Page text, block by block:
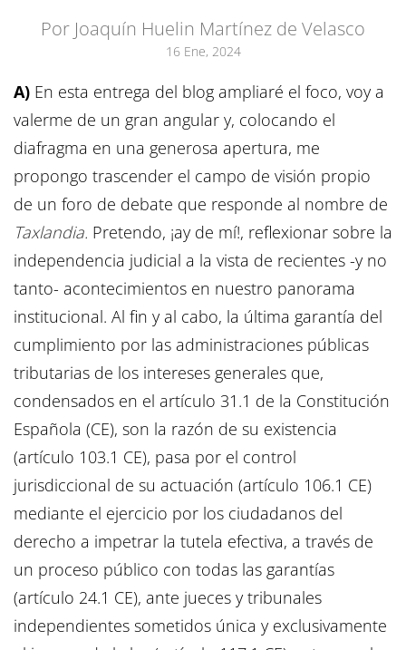
Por Joaquín Huelin Martínez de Velasco
16 Ene, 2024
A) En esta entrega del blog ampliaré el foco, voy a
valerme de un gran angular y, colocando el
diafragma en una generosa apertura, me
propongo trascender el campo de visión propio
de un foro de debate que responde al nombre de
Taxlandia. Pretendo, ¡ay de mí!, reflexionar sobre la
independencia judicial a la vista de recientes -y no
tanto- acontecimientos en nuestro panorama
institucional. Al fin y al cabo, la última garantía del
cumplimiento por las administraciones públicas
tributarias de los intereses generales que,
condensados en el artículo 31.1 de la Constitución
Española (CE), son la razón de su existencia
(artículo 103.1 CE), pasa por el control
jurisdiccional de su actuación (artículo 106.1 CE)
mediante el ejercicio por los ciudadanos del
derecho a impetrar la tutela efectiva, a través de
un proceso público con todas las garantías
(artículo 24.1 CE), ante jueces y tribunales
independientes sometidos única y exclusivamente